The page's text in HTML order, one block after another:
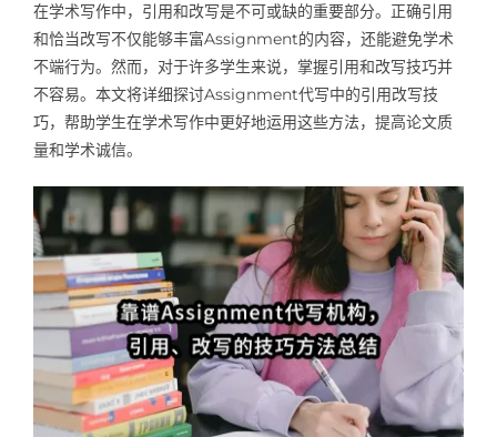
网课专家
代写资讯 New！
Samples Hot!
在学术写作中，引用和改写是不可或缺的重要部分。正确引用
和恰当改写不仅能够丰富Assignment的内容，还能避免学术
不端行为。然而，对于许多学生来说，掌握引用和改写技巧并
不容易。本文将详细探讨Assignment代写中的引用改写技
巧，帮助学生在学术写作中更好地运用这些方法，提高论文质
量和学术诚信。